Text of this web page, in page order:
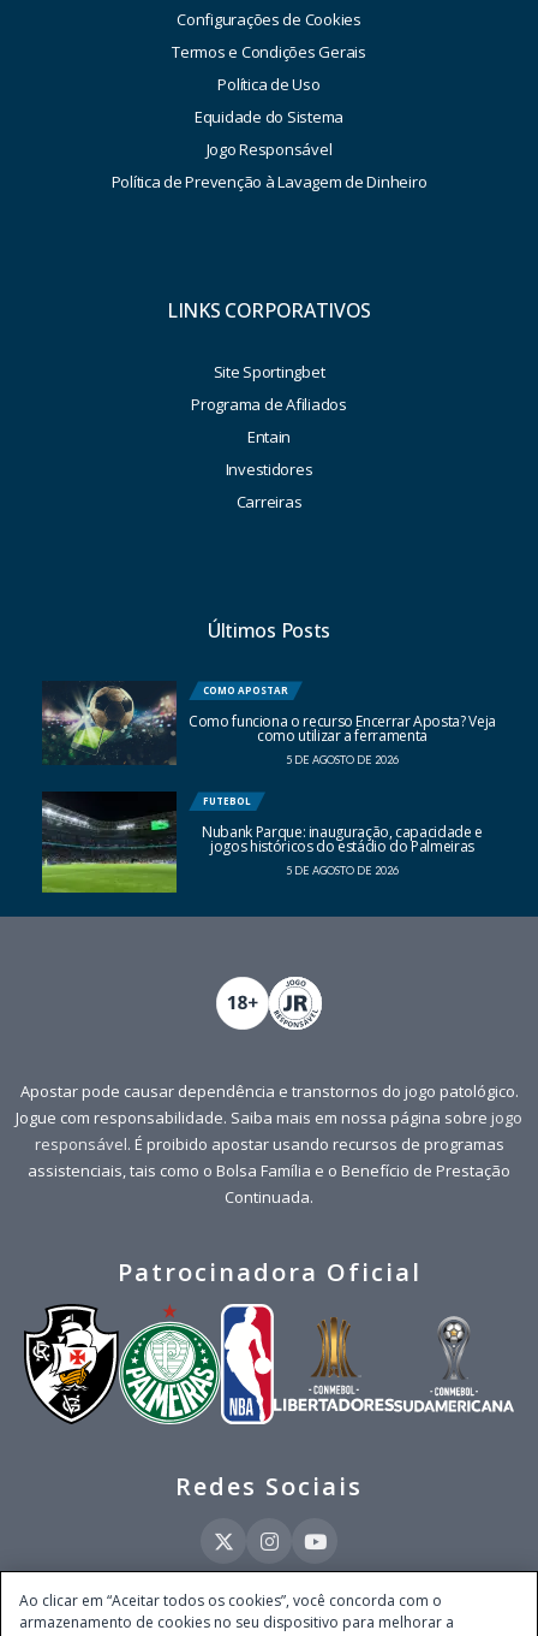
Configurações de Cookies
Termos e Condições Gerais
Política de Uso
Equidade do Sistema
Jogo Responsável
Política de Prevenção à Lavagem de Dinheiro
LINKS CORPORATIVOS
Site Sportingbet
Programa de Afiliados
Entain
Investidores
Carreiras
Últimos Posts
COMO APOSTAR
Como funciona o recurso Encerrar Aposta? Veja
como utilizar a ferramenta
5 DE AGOSTO DE 2026
FUTEBOL
Nubank Parque: inauguração, capacidade e
jogos históricos do estádio do Palmeiras
5 DE AGOSTO DE 2026
Apostar pode causar dependência e transtornos do jogo patológico.
Jogue com responsabilidade. Saiba mais em nossa página sobre jogo
responsável. É proibido apostar usando recursos de programas
assistenciais, tais como o Bolsa Família e o Benefício de Prestação
Continuada.
Patrocinadora Oficial
Redes Sociais
Este site é operado pela Ventmear Brasil LTDA (CNPJ 52.868.380/0001-84), com
Ao clicar em “Aceitar todos os cookies”, você concorda com o
armazenamento de cookies no seu dispositivo para melhorar a